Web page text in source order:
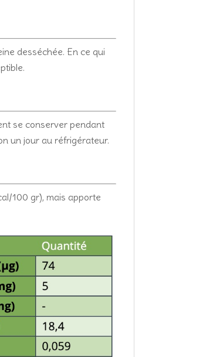
desséchée. En ce qui
se conserver pendant
un jour au réfrigérateur.
100 gr), mais apporte